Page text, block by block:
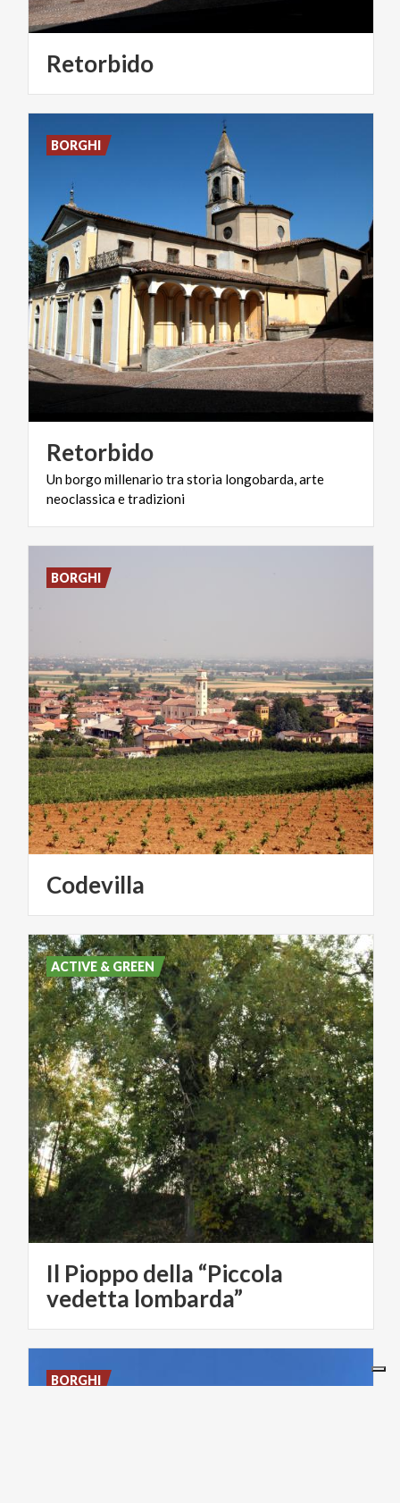
Retorbido
Retorbido
Unborgo millenario trastoria longobarda,arte
neoclassicaetradizioni
BORGHI
Codevilla
BORGHI
Il Pioppo della “Piccola
vedetta lombarda”
ACTIVE & GREEN
BORGHI